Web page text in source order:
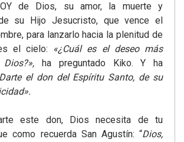
de Dios, su amor, la muerte y
su Hijo Jesucristo, que vence el
para lanzarlo hacia la plenitud de
el cielo: «¿Cuál es el deseo más
ha preguntado Kiko. Y ha
el don del Espíritu Santo, de su
este don, Dios necesita de tu
como recuerda San Agustín: “Dios,